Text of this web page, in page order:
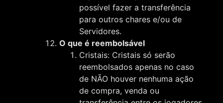
possível fazer a transferência
para outros chares e/ou de
Servidores.
O que é reembolsável
Cristais: Cristais só serão
reembolsados apenas no caso
de NÃO houver nenhuma ação
de compra, venda ou